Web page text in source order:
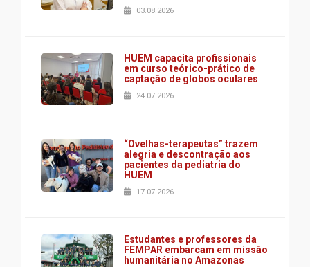
03.08.2026
HUEM capacita profissionais
em curso teórico-prático de
captação de globos oculares
24.07.2026
“Ovelhas-terapeutas” trazem
alegria e descontração aos
pacientes da pediatria do
HUEM
17.07.2026
Estudantes e professores da
FEMPAR embarcam em missão
humanitária no Amazonas